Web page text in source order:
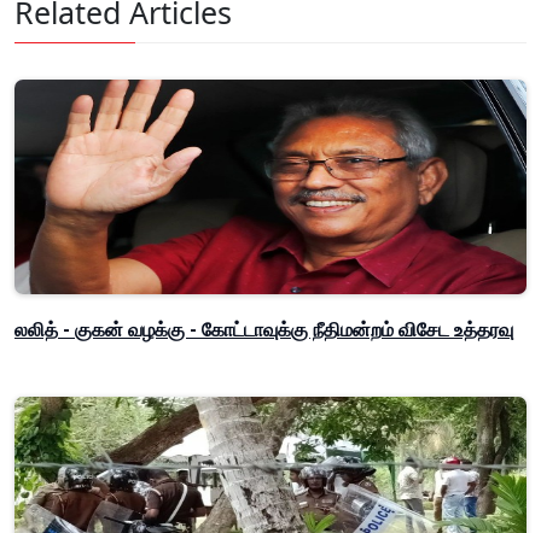
Related Articles
லலித் - குகன் வழக்கு - கோட்டாவுக்கு நீதிமன்றம் விசேட உத்தரவு